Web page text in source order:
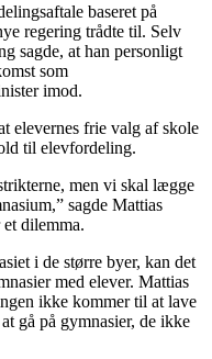
baseret på
regering trådte til. Selv
sagde, at han personligt
som
imod.
elevernes frie valg af skole
til elevfordeling.
men vi skal lægge
sagde Mattias
et dilemma.
i de større byer, kan det
med elever. Mattias
ikke kommer til at lave
gå på gymnasier, de ikke